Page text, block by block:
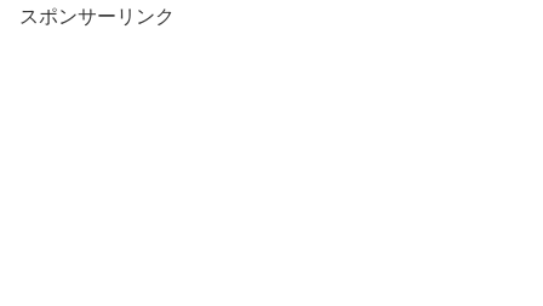
スポンサーリンク